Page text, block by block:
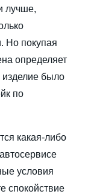
лучше,
Но покупая
определяет
изделие было
по
какая-либо
условия
спокойствие